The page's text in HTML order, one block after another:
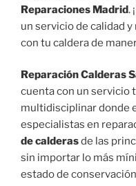
Reparaciones Madrid.
un servicio de calidad
con tu caldera de
Reparación Calderas
cuenta con un servicio
multidisciplinar donde
especialistas en
de calderasde las
sin importar lo más
estado de